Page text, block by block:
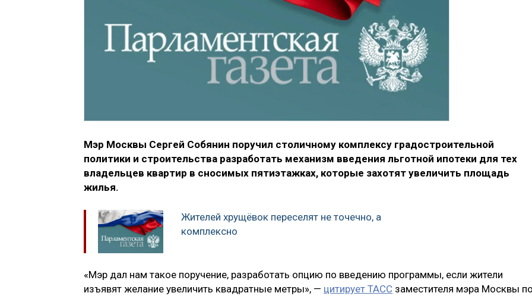
Мэр Москвы Сергей Собянин поручил столичному комплексу градостроительной
политики и строительства разработать механизм введения льготной ипотеки для тех
владельцев квартир в сносимых пятиэтажках, которые захотят увеличить площадь
жилья.
Жителей хрущёвок переселят не точечно, а
комплексно
«Мэр дал нам такое поручение, разработать опцию по введению программы, если жители
изъявят желание увеличить квадратные метры», — цитирует ТАСС заместителя мэра Москвы